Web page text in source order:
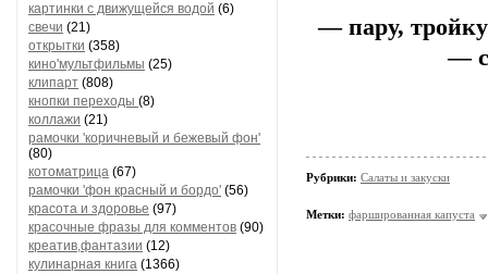
картинки с движущейся водой (6)
свечи (21)
открытки (358)
кино'мультфильмы (25)
клипарт (808)
кнопки переходы (8)
коллажи (21)
рамочки 'коричневый и бежевый фон'
(80)
котоматрица (67)
рамочки 'фон красный и бордо' (56)
красота и здоровье (97)
красочные фразы для комментов (90)
креатив,фантазии (12)
кулинарная книга (1366)
— пару,
—
Рубрики: Салаты и закуски
Метки: фаршированная капуста